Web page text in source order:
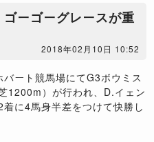
ーゴーグレースが重
2018年02月10日 10:52
ート競馬場にてG3ボウミス
1200m）が行われ、D.イェン
に4馬身半差をつけて快勝し